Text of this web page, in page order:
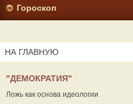
Гороскоп
НА ГЛАВНУЮ
"ДЕМОКРАТИЯ"
Ложь как основа идеологии